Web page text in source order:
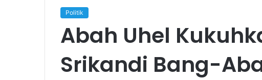
Politik
Abah Uhel
Srikandi Bang-